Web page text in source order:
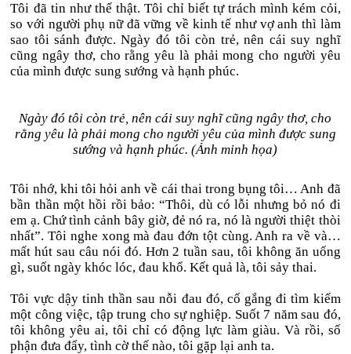
Tôi đã tin như thế thật. Tôi chỉ biết tự trách mình kém cỏi,
so với người phụ nữ đã vững về kinh tế như vợ anh thì làm
sao tôi sánh được. Ngày đó tôi còn trẻ, nên cái suy nghĩ
cũng ngây thơ, cho rằng yêu là phải mong cho người yêu
của mình được sung sướng và hạnh phúc.
Ngày đó tôi còn trẻ, nên cái suy nghĩ cũng ngây thơ, cho
rằng yêu là phải mong cho người yêu của mình được sung
sướng và hạnh phúc. (Ảnh minh họa)
Tôi nhớ, khi tôi hỏi anh về cái thai trong bụng tôi… Anh đã
bần thần một hồi rồi bảo: “Thôi, dù có lỗi nhưng bỏ nó đi
em ạ. Chứ tình cảnh bây giờ, đẻ nó ra, nó là người thiệt thòi
nhất”. Tôi nghe xong mà đau đớn tột cùng. Anh ra về và…
mất hút sau câu nói đó. Hơn 2 tuần sau, tôi không ăn uống
gì, suốt ngày khóc lóc, đau khổ. Kết quả là, tôi sảy thai.
Tôi vực dậy tinh thần sau nỗi đau đó, cố gắng đi tìm kiếm
một công việc, tập trung cho sự nghiệp. Suốt 7 năm sau đó,
tôi không yêu ai, tôi chỉ có động lực làm giàu. Và rồi, số
phận đưa đẩy, tình cờ thế nào, tôi gặp lại anh ta.